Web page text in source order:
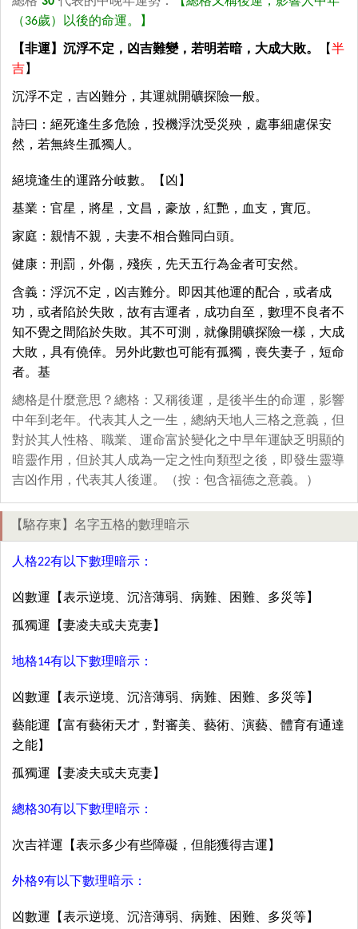
（36歲）以後的命運。】
【非運】沉浮不定，凶吉難變，若明若暗，大成大敗。 【半
吉】
沉浮不定，吉凶難分，其運就開礦探險一般。
詩曰：絕死逢生多危險，投機浮沈受災殃，處事細慮保安
然，若無終生孤獨人。
絕境逢生的運路分岐數。【凶】
基業：官星，將星，文昌，豪放，紅艷，血支，實厄。
家庭：親情不親，夫妻不相合難同白頭。
健康：刑罰，外傷，殘疾，先天五行為金者可安然。
含義：浮沉不定，凶吉難分。即因其他運的配合，或者成
功，或者陷於失敗，故有吉運者，成功自至，數理不良者不
知不覺之間陷於失敗。其不可測，就像開礦探險一樣，大成
大敗，具有僥倖。另外此數也可能有孤獨，喪失妻子，短命
者。基
總格是什麼意思？總格：又稱後運，是後半生的命運，影響
中年到老年。代表其人之一生，總納天地人三格之意義，但
對於其人性格、職業、運命富於變化之中早年運缺乏明顯的
暗靈作用，但於其人成為一定之性向類型之後，即發生靈導
吉凶作用，代表其人後運。（按：包含福德之意義。）
【駱存東】名字五格的數理暗示
人格22有以下數理暗示：
凶數運【表示逆境、沉涪薄弱、病難、困難、多災等】
孤獨運【妻凌夫或夫克妻】
地格14有以下數理暗示：
凶數運【表示逆境、沉涪薄弱、病難、困難、多災等】
藝能運【富有藝術天才，對審美、藝術、演藝、體育有通達
之能】
孤獨運【妻凌夫或夫克妻】
總格30有以下數理暗示：
次吉祥運【表示多少有些障礙，但能獲得吉運】
外格9有以下數理暗示：
凶數運【表示逆境、沉涪薄弱、病難、困難、多災等】